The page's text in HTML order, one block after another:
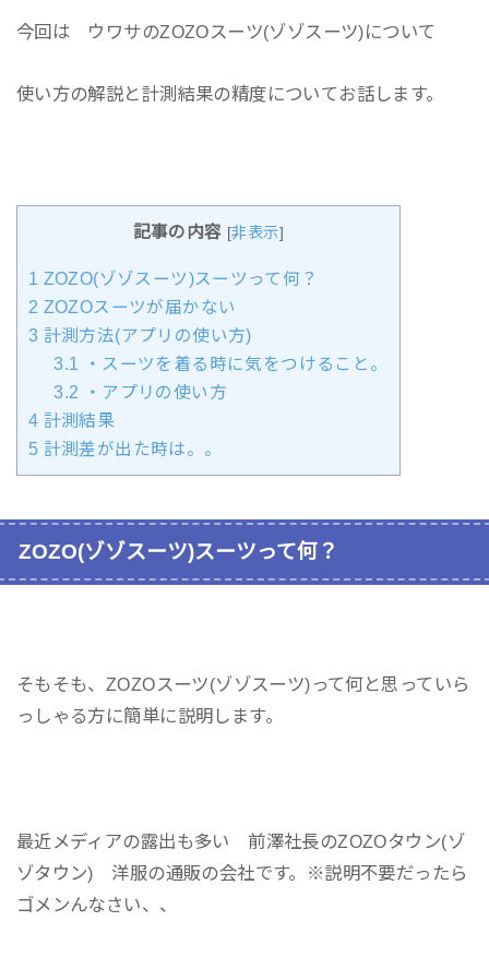
今回は ウワサのZOZOスーツ(ゾゾスーツ)について
使い方の解説と計測結果の精度についてお話します。
記事の内容 [非表示]
1 ZOZO(ゾゾスーツ)スーツって何？
2 ZOZOスーツが届かない
3 計測方法(アプリの使い方)
3.1 ・スーツを着る時に気をつけること。
3.2 ・アプリの使い方
4 計測結果
5 計測差が出た時は。。
ZOZO(ゾゾスーツ)スーツって何？
そもそも、ZOZOスーツ(ゾゾスーツ)って何と思っていら
っしゃる方に簡単に説明します。
最近メディアの露出も多い 前澤社長のZOZOタウン(ゾ
ゾタウン) 洋服の通販の会社です。※説明不要だったら
ゴメンんなさい、、